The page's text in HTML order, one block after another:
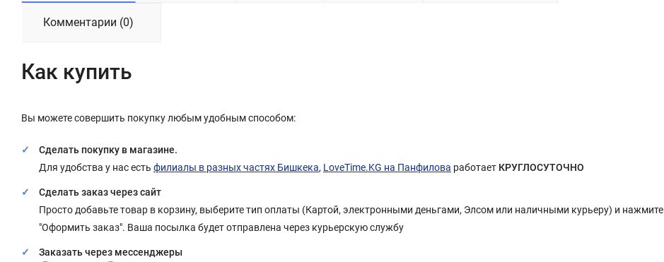
Комментарии (0)
Как купить
Вы можете совершить покупку любым удобным способом:
Сделать покупку в магазине.
Для удобства у нас есть филиалы в разных частях Бишкека, LoveTime.KG на Панфилова работает КРУГЛОСУТОЧНО
Сделать заказ через сайт
Просто добавьте товар в корзину, выберите тип оплаты (Картой, электронными деньгами, Элсом или наличными курьеру) и нажмите
"Оформить заказ". Ваша посылка будет отправлена через курьерскую службу
Заказать через мессенджеры